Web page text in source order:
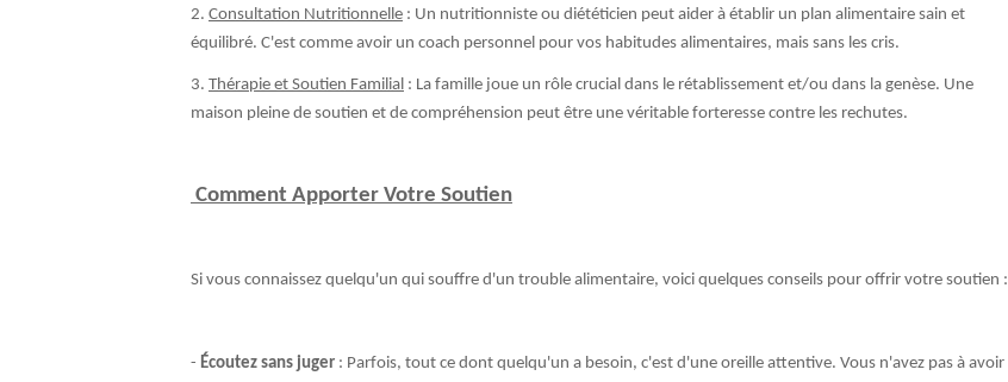
2. Consultation Nutritionnelle : Un nutritionniste ou diététicien peut aider à établir un plan alimentaire sain et
équilibré. C'est comme avoir un coach personnel pour vos habitudes alimentaires, mais sans les cris.
3. Thérapie et Soutien Familial : La famille joue un rôle crucial dans le rétablissement et/ou dans la genèse. Une
maison pleine de soutien et de compréhension peut être une véritable forteresse contre les rechutes.
Comment Apporter Votre Soutien
Si vous connaissez quelqu'un qui souffre d'un trouble alimentaire, voici quelques conseils pour offrir votre soutien :
- Écoutez sans juger : Parfois, tout ce dont quelqu'un a besoin, c'est d'une oreille attentive. Vous n'avez pas à avoir